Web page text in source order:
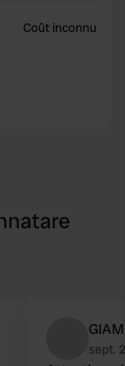
Coût inconnu
sept.